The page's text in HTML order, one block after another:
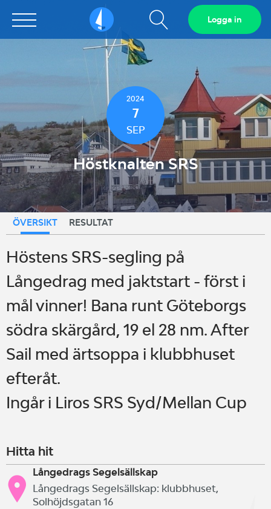
Sailarena Visa
sökfält
Logga in
2024
7
SEP
Höstknalten SRS
ÖVERSIKT RESULTAT
Höstens SRS-segling på
Långedrag med jaktstart - först i
mål vinner! Bana runt Göteborgs
södra skärgård, 19 el 28 nm. After
Sail med ärtsoppa i klubbhuset
efteråt.
Ingår i Liros SRS Syd/Mellan Cup
Hitta hit
Långedrags Segelsällskap
Långedrags Segelsällskap: klubbhuset,
Solhöjdsgatan 16